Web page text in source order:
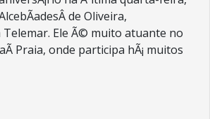
de Oliveira,
Telemar. Ele Ã© muito atuante no
Praia, onde participa hÃ¡ muitos